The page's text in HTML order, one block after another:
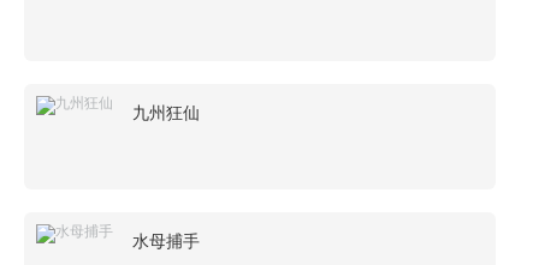
九州狂仙
水母捕手